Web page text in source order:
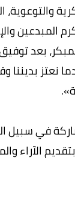
بعد
نعتز بديننا
في سبيل
الآراء